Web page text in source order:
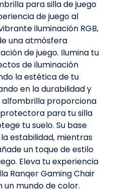
para silla de juego
de juego al
iluminación RGB,
una atmósfera
de juego. Ilumina tu
de iluminación
la estética de tu
en la durabilidad y
alfombrilla proporciona
para tu silla
tu suelo. Su base
estabilidad, mientras
un toque de estilo
Eleva tu experiencia
Ranqer Gaming Chair
un mundo de color.